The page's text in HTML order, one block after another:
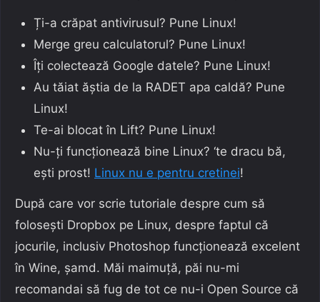
Ți-a crăpat antivirusul? Pune Linux!
Merge greu calculatorul? Pune Linux!
Îți colectează Google datele? Pune Linux!
Au tăiat ăștia de la RADET apa caldă? Pune
Linux!
Te-ai blocat în Lift? Pune Linux!
Nu-ți funcționează bine Linux? ‘te dracu bă,
ești prost! Linux nu e pentru cretinei!
După care vor scrie tutoriale despre cum să
folosești Dropbox pe Linux, despre faptul că
jocurile, inclusiv Photoshop funcționează excelent
în Wine, șamd. Măi maimuță, păi nu-mi
recomandai să fug de tot ce nu-i Open Source că